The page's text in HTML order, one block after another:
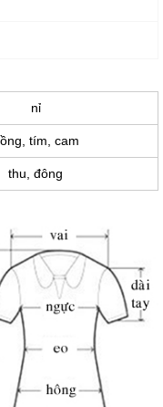
nỉ
tím, cam
thu, đông